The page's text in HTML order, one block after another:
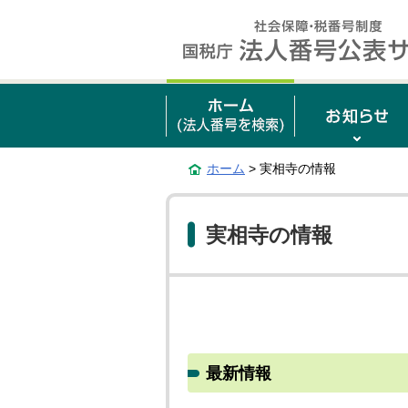
ホーム > 実相寺の情報
実相寺の情報
最新情報